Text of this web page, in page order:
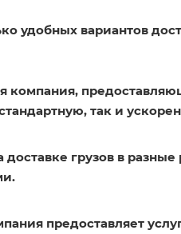
удобных вариантов
компания,
так и
доставке грузов в
предоставляет